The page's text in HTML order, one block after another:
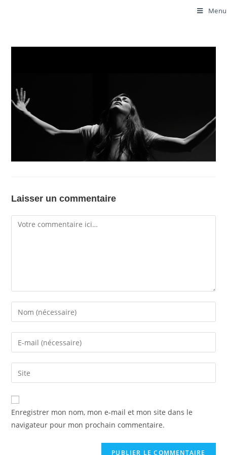
Menu
Laisser un commentaire
Enregistrer mon nom, mon e-mail et mon site dans le
navigateur pour mon prochain commentaire.